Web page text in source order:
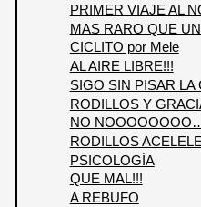
PRIMER VIAJE AL
MAS RARO QUE
CICLITO por Mele
AL AIRE LIBRE!!!
SIGO SIN PISAR LA
RODILLOS Y
NO
RODILLOS
PSICOLOGÍA
QUE MAL!!!
A REBUFO